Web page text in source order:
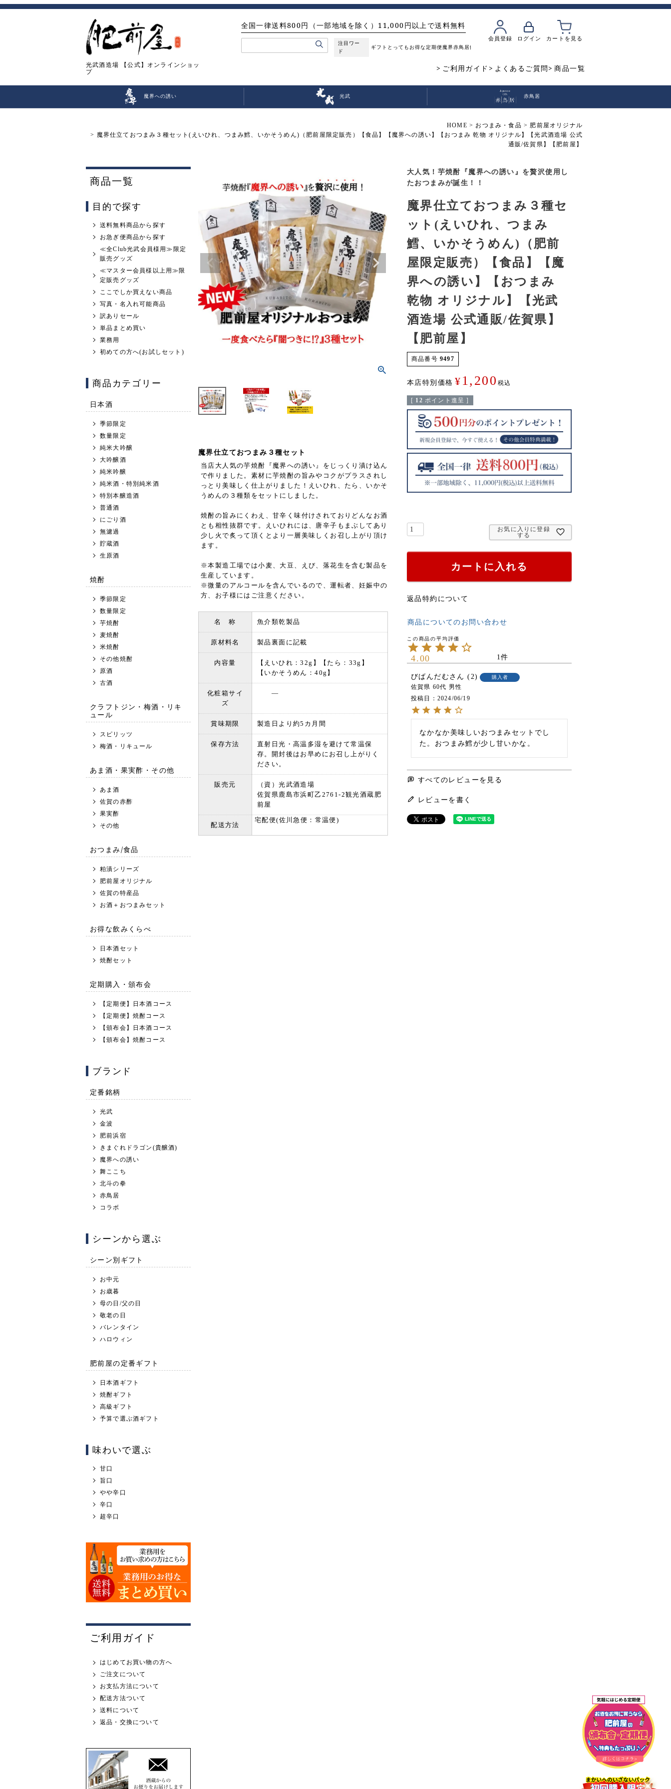
光武酒造場 【公式】オンラインショッ
プ
会員登録 ログイン カートを見る
全国一律送料800円（一部地域を除く）11,000円以上で送料無料
注目ワー
ド
ギフト とってもお得な定期便 魔界赤鳥居飲み比べ
ご利用ガイド よくあるご質問 商品一覧
魔界への誘い 光武 赤鳥居
HOME おつまみ・食品
肥前屋オリジナル
魔界仕立ておつまみ３種セット(えいひれ、つまみ鱈、いかそうめん)（肥前屋限定販売）【食品】【魔界への誘い】【おつまみ 乾物 オリジナル】【光武酒造場 公式
通販/佐賀県】【肥前屋】
商品一覧
目的で探す
送料無料商品から探す
お急ぎ便商品から探す
≪全Club光武会員様用≫限定
販売グッズ
≪マスター会員様以上用≫限
定販売グッズ
ここでしか買えない商品
写真・名入れ可能商品
訳ありセール
単品まとめ買い
業務用
初めての方へ(お試しセット)
商品カテゴリー
日本酒
季節限定
数量限定
純米大吟醸
大吟醸酒
純米吟醸
純米酒・特別純米酒
特別本醸造酒
普通酒
にごり酒
無濾過
貯蔵酒
生原酒
焼酎
季節限定
数量限定
芋焼酎
麦焼酎
米焼酎
その他焼酎
原酒
古酒
クラフトジン・梅酒・リキ
ュール
スピリッツ
梅酒・リキュール
あま酒・果実酢・その他
あま酒
佐賀の赤酢
果実酢
その他
おつまみ/食品
粕漬シリーズ
肥前屋オリジナル
佐賀の特産品
お酒＋おつまみセット
お得な飲みくらべ
日本酒セット
焼酎セット
定期購入・頒布会
【定期便】日本酒コース
【定期便】焼酎コース
【頒布会】日本酒コース
【頒布会】焼酎コース
ブランド
定番銘柄
光武
金波
肥前浜宿
きまぐれドラゴン(貴醸酒)
魔界への誘い
舞ここち
北斗の拳
赤鳥居
コラボ
シーンから選ぶ
シーン別ギフト
お中元
お歳暮
母の日/父の日
敬老の日
バレンタイン
ハロウィン
肥前屋の定番ギフト
日本酒ギフト
焼酎ギフト
高級ギフト
予算で選ぶ酒ギフト
味わいで選ぶ
甘口
旨口
やや辛口
辛口
超辛口
ご利用ガイド
はじめてお買い物の方へ
ご注文について
お支払方法について
配送方法ついて
送料について
返品・交換について
魔界仕立ておつまみ３種セット
当店大人気の芋焼酎『魔界への誘い』をじっくり漬け込ん
で作りました。素材に芋焼酎の旨みやコクがプラスされし
っとり美味しく仕上がりました！えいひれ、たら、いかそ
うめんの３種類をセットにしました。
焼酎の旨みにくわえ、甘辛く味付けされておりどんなお酒
とも相性抜群です。えいひれには、唐辛子もまぶしてあり
少し火で炙って頂くとより一層美味しくお召し上がり頂け
ます。
※本製造工場では小麦、大豆、えび、落花生を含む製品を
生産しています。
※微量のアルコールを含んでいるので、運転者、妊娠中の
方、お子様にはご注意ください。
名 称 魚介類乾製品
原材料名 製品裏面に記載
内容量
【えいひれ：32g】【たら：33g】
【いかそうめん：40g】
化粧箱サイ
ズ
―
賞味期限 製造日より約5カ月間
保存方法
直射日光・高温多湿を避けて常温保
存。開封後はお早めにお召し上がりく
ださい。
販売元
（資）光武酒造場
佐賀県鹿島市浜町乙2761-2観光酒蔵肥
前屋
配送方法
宅配便(佐川急便：常温便)
大人気！芋焼酎『魔界への誘い』を贅沢使用し
たおつまみが誕生！！
魔界仕立ておつまみ３種セ
ット(えいひれ、つまみ
鱈、いかそうめん)（肥前
屋限定販売）【食品】【魔
界への誘い】【おつまみ
乾物 オリジナル】【光武
酒造場 公式通販/佐賀県】
【肥前屋】
商品番号 9497
本店特別価格 ¥ 1,200 税込
[ 12 ポイント進呈 ]
お気に入りに登録
する
カートに入れる
返品特約について
商品についてのお問い合わせ
4.00 1
びばんだむ 2 購入者
佐賀県 60代 男性
投稿日
2024/06/19
なかなか美味しいおつまみセットでし
た。おつまみ鱈が少し甘いかな。
すべてのレビューを見る
レビューを書く